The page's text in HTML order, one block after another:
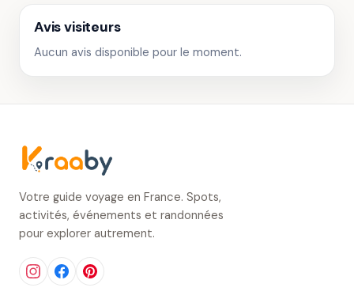
Avis visiteurs
Aucun avis disponible pour le moment.
Votre guide voyage en France. Spots,
activités, événements et randonnées
pour explorer autrement.